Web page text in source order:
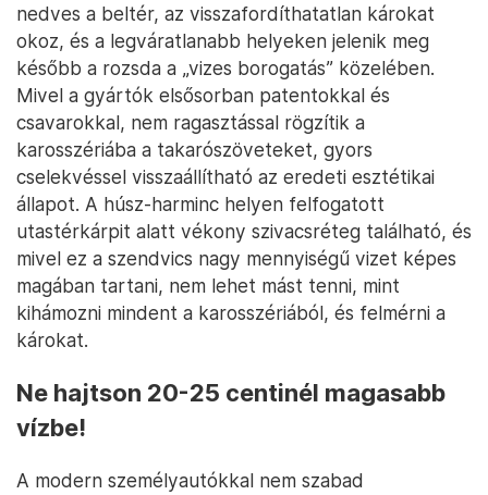
nedves a beltér, az visszafordíthatatlan károkat
okoz, és a legváratlanabb helyeken jelenik meg
később a rozsda a „vizes borogatás” közelében.
Mivel a gyártók elsősorban patentokkal és
csavarokkal, nem ragasztással rögzítik a
karosszériába a takarószöveteket, gyors
cselekvéssel visszaállítható az eredeti esztétikai
állapot. A húsz-harminc helyen felfogatott
utastérkárpit alatt vékony szivacsréteg található, és
mivel ez a szendvics nagy mennyiségű vizet képes
magában tartani, nem lehet mást tenni, mint
kihámozni mindent a karosszériából, és felmérni a
károkat.
Ne hajtson 20-25 centinél magasabb
vízbe!
A modern személyautókkal nem szabad